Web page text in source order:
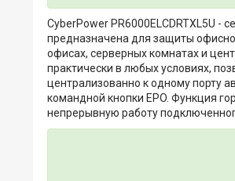
CyberPower PR6000ELCDRTXL5U
предназначена для защиты
офисах, серверных комнатах и
практически в любых условиях,
централизованно к одному порту
командной кнопки EPO. Функция
непрерывную работу